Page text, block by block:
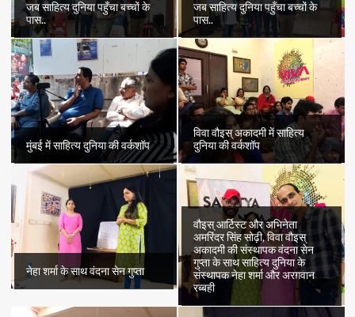
जब साहित्य दुनिया पहुँचा बच्चों के
पास..
जब साहित्य दुनिया पहुँचा बच्चों के
पास..
मुंबई में साहित्य दुनिया की वर्कशॉप
विवा वौइस् अकादमी में साहित्य
दुनिया की वर्कशॉप
नेहा शर्मा के साथ वंदना सेन गुप्ता
वौइस् आर्टिस्ट और अभिनेता
अमरिंदर सिंह सोढ़ी, विवा वौइस्
अकादमी की संस्थापक वंदना सेन
गुप्ता के साथ साहित्य दुनिया के
संस्थापक नेहा शर्मा और अरग़वान
रब्बही